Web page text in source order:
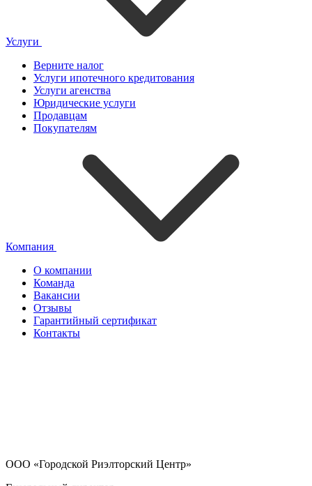
Услуги
Верните налог
Услуги ипотечного кредитования
Услуги агенства
Юридические услуги
Продавцам
Покупателям
Компания
О компании
Команда
Вакансии
Отзывы
Гарантийный сертификат
Контакты
ООО «Городской Риэлторский Центр»